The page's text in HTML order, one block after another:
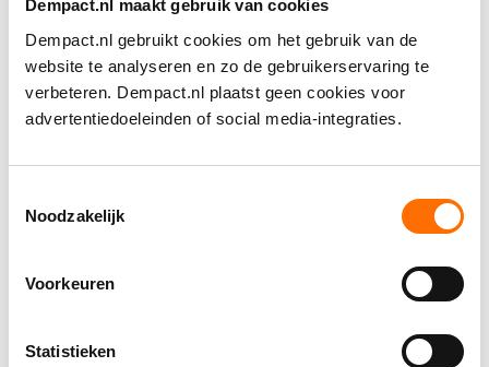
Dempact.nl maakt gebruik van cookies
Dempact.nl gebruikt cookies om het gebruik van de
website te analyseren en zo de gebruikerservaring te
verbeteren. Dempact.nl plaatst geen cookies voor
advertentiedoeleinden of social media-integraties.
Noodzakelijk
Voorkeuren
Statistieken
Selecteer één antwoord
Schrijven van subsidieaanvraag
Uitvoering van het onderzoek